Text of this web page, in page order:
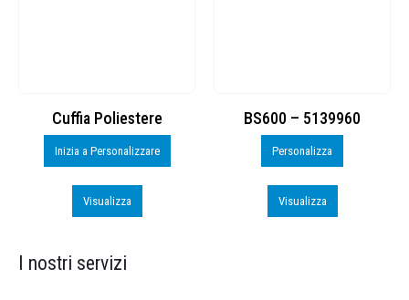
Cuffia Poliestere
Inizia a Personalizzare
Visualizza
BS600 – 5139960
Personalizza
Visualizza
I nostri servizi